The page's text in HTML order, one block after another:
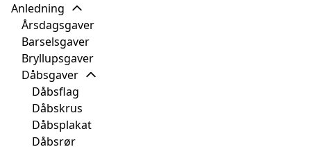
Anledning
Årsdagsgaver
Barselsgaver
Bryllupsgaver
Dåbsgaver
Dåbsflag
Dåbskrus
Dåbsplakat
Dåbsrør